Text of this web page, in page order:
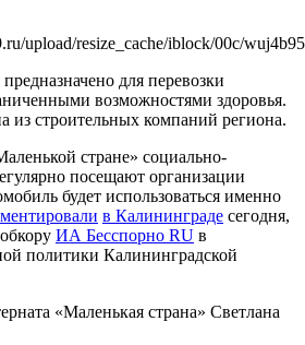
upload/resize_cache/iblock/00c/
для перевозки
возможностями здоровья.
из строительных компаний региона.
стране» социально-
посещают организации
будет использоваться именно
в Калининграде сегодня,
ИА Бесспорно RU в
политики Калининградской
«Маленькая страна» Светлана